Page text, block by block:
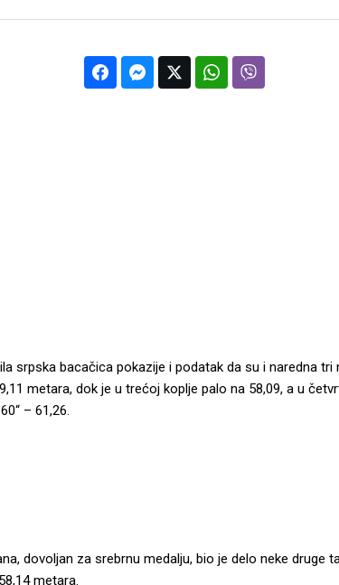
srpska bacačica pokazije i podatak da su i naredna tri
metara, dok je u trećoj koplje palo na 58,09, a u
– 61,26.
dovoljan za srebrnu medalju, bio je delo neke druge
metara.